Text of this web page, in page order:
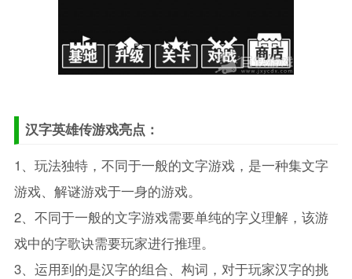
汉字英雄传游戏亮点：
1、玩法独特，不同于一般的文字游戏，是一种集文字
游戏、解谜游戏于一身的游戏。
2、不同于一般的文字游戏需要单纯的字义理解，该游
戏中的字歌诀需要玩家进行推理。
3、运用到的是汉字的组合、构词，对于玩家汉字的挑